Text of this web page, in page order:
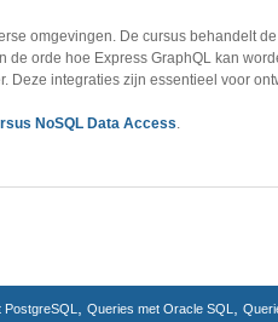
omgevingen. De cursus behandelt
de orde hoe Express GraphQL kan
Deze integraties zijn essentieel voor
NoSQL Data Access.
,Queries met Oracle SQL ,